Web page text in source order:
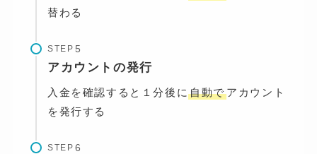
替わる
STEP
アカウントの発行
入金を確認すると１分後に自動でアカウント
を発行する
STEP